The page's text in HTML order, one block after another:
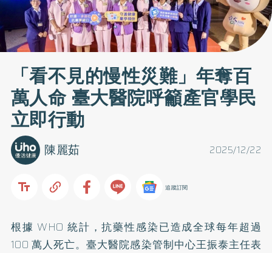
「看不見的慢性災難」年奪百
萬人命 臺大醫院呼籲產官學民
立即行動
2025/12/22
陳麗茹
追蹤訂閱
根據 WHO 統計，抗藥性感染已造成全球每年超過
100 萬人死亡。臺大醫院感染管制中心王振泰主任表